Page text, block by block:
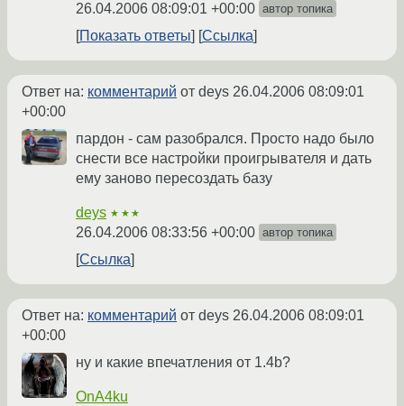
26.04.2006 08:09:01 +00:00 автор топика
Показать ответы Ссылка
Ответ на: комментарий от deys 26.04.2006 08:09:01
+00:00
пардон - сам разобрался. Просто надо было
снести все настройки проигрывателя и дать
ему заново пересоздать базу
deys ★★★
26.04.2006 08:33:56 +00:00 автор топика
Ссылка
Ответ на: комментарий от deys 26.04.2006 08:09:01
+00:00
ну и какие впечатления от 1.4b?
OnA4ku